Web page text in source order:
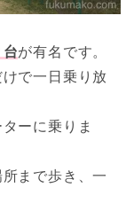
が有名です。
で一日乗り放
ーに乗りま
まで歩き、一